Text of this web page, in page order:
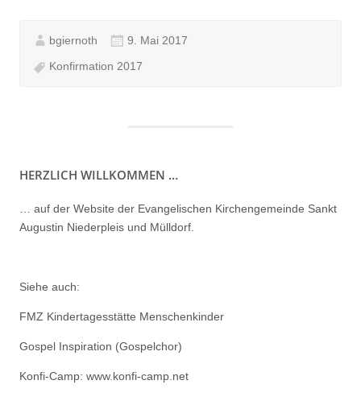
bgiernoth 9. Mai 2017
Konfirmation 2017
HERZLICH WILLKOMMEN …
… auf der Website der Evangelischen Kirchengemeinde Sankt
Augustin Niederpleis und Mülldorf.
Siehe auch:
FMZ Kindertagesstätte Menschenkinder
Gospel Inspiration (Gospelchor)
Konfi-Camp: www.konfi-camp.net